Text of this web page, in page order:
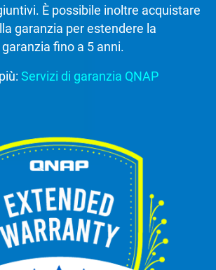
È possibile inoltre acquistare
garanzia per estendere la
fino a 5 anni.
Servizi di garanzia QNAP